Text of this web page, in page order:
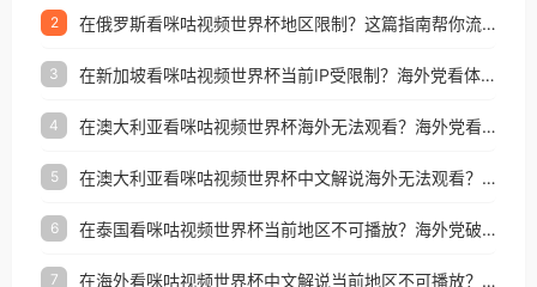
2 在俄罗斯看咪咕视频世界杯地区限制？这篇指南帮你流畅看中文解说赛事
3 在新加坡看咪咕视频世界杯当前IP受限制？海外党看体育赛事的终极破局指南
4 在澳大利亚看咪咕视频世界杯海外无法观看？海外党看国内体育直播的终极解法
5 在澳大利亚看咪咕视频世界杯中文解说海外无法观看？这篇指南帮你搞定所有体育直播难题
6 在泰国看咪咕视频世界杯当前地区不可播放？海外党破局看中文解说赛事指南
7 在海外看咪咕视频世界杯中文解说当前地区不可播放？这篇指南帮你搞定所有体育赛事直播难题